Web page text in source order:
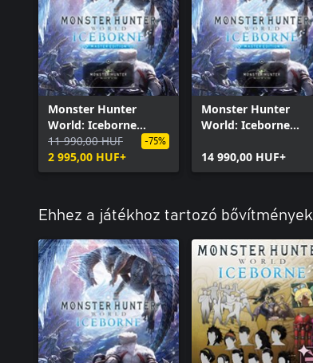
Monster Hunter
World: Iceborne
Master Edition
11 990,00 HUF
2 995,00 HUF+
-75%
Monster Hunter
World: Iceborne
Deluxe
14 990,00 HUF+
Ehhez a játékhoz tartozó bővítmények